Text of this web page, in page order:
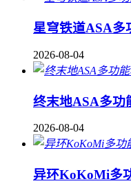
星穹铁道ASA多
2026-08-04
终末地ASA多功
2026-08-04
异环KoKoMi多